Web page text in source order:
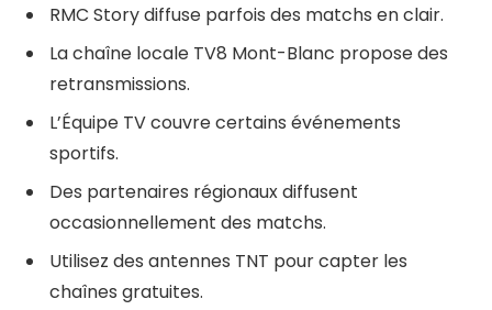
RMC Story diffuse parfois des matchs en clair.
La chaîne locale TV8 Mont-Blanc propose des
retransmissions.
L’Équipe TV couvre certains événements
sportifs.
Des partenaires régionaux diffusent
occasionnellement des matchs.
Utilisez des antennes TNT pour capter les
chaînes gratuites.